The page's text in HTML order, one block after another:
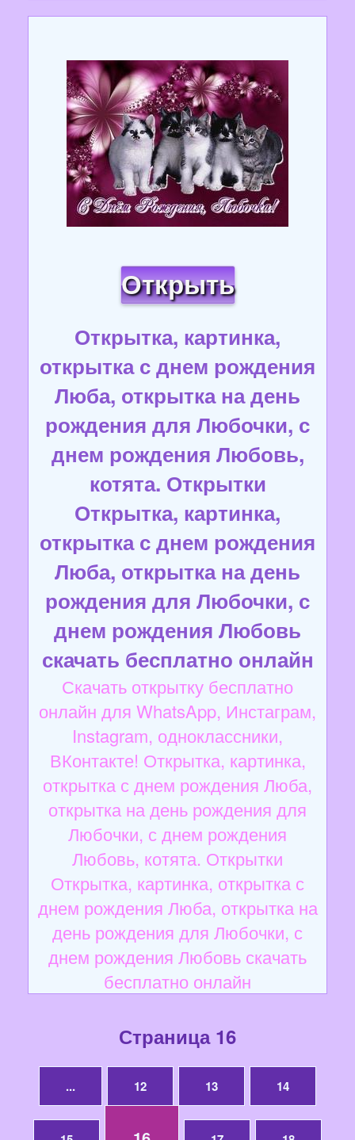
Открыть
Открытка, картинка,
открытка с днем рождения
Люба, открытка на день
рождения для Любочки, с
днем рождения Любовь,
котята. Открытки
Открытка, картинка,
открытка с днем рождения
Люба, открытка на день
рождения для Любочки, с
днем рождения Любовь
скачать бесплатно онлайн
Скачать открытку бесплатно
онлайн для WhatsApp, Инстаграм,
Instagram, одноклассники,
ВКонтакте! Открытка, картинка,
открытка с днем рождения Люба,
открытка на день рождения для
Любочки, с днем рождения
Любовь, котята. Открытки
Открытка, картинка, открытка с
днем рождения Люба, открытка на
день рождения для Любочки, с
днем рождения Любовь скачать
бесплатно онлайн
Страница 16
... 12 13 14